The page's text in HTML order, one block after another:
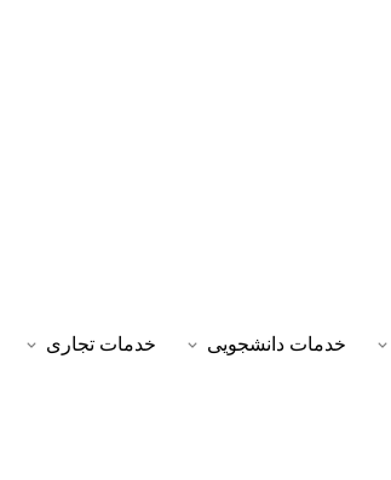
خدمات دانشجویی خدمات تجاری